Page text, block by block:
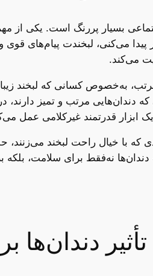
بسیار پررنگ است. یکی از
می‌کنی، لبخندت پیام‌های قوی
می‌کند.
به‌خصوص کسانی که لبخند زیبا
مرتب و تمیز دارند،
ابزار قدرتمند غیرکلامی عمل
که با خیال راحت لبخند
نه‌فقط برای سلامت،